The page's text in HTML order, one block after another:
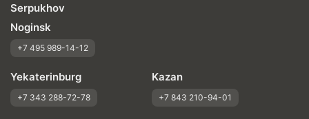
Serpukhov
Noginsk
+7 495 989-14-12
Yekaterinburg
+7 343 288-72-78
Kazan
+7 843 210-94-01